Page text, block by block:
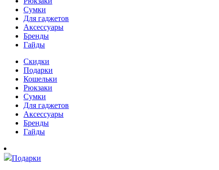
Сумки
Для гаджетов
Аксессуары
Бренды
Гайды
Скидки
Подарки
Кошельки
Рюкзаки
Сумки
Для гаджетов
Аксессуары
Бренды
Гайды
Подарки